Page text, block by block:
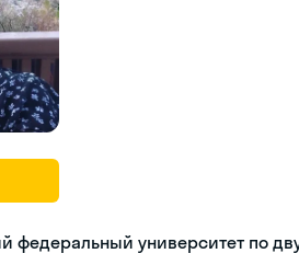
федеральный университет по